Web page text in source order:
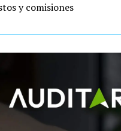
y comisiones